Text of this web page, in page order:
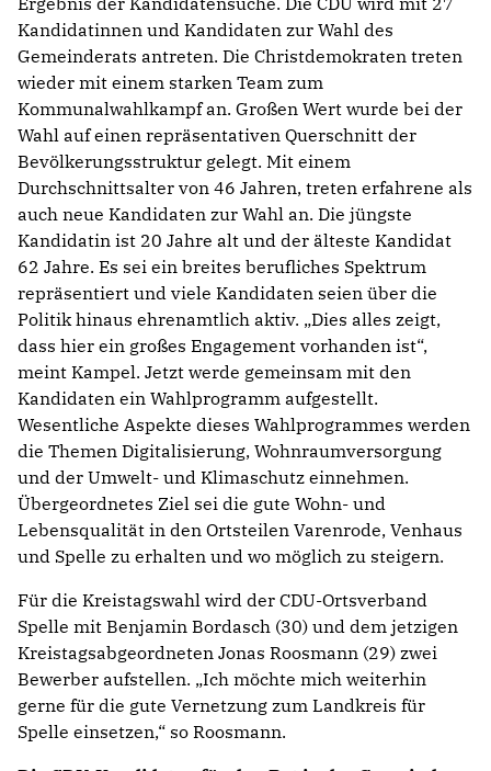
Kandidatinnen und Kandidaten zur Wahl des
Gemeinderats antreten. Die Christdemokraten treten
wieder mit einem starken Team zum
Kommunalwahlkampf an. Großen Wert wurde bei der
Wahl auf einen repräsentativen Querschnitt der
Bevölkerungsstruktur gelegt. Mit einem
Durchschnittsalter von 46 Jahren, treten erfahrene als
auch neue Kandidaten zur Wahl an. Die jüngste
Kandidatin ist 20 Jahre alt und der älteste Kandidat
62 Jahre. Es sei ein breites berufliches Spektrum
repräsentiert und viele Kandidaten seien über die
Politik hinaus ehrenamtlich aktiv. „Dies alles zeigt,
dass hier ein großes Engagement vorhanden ist“,
meint Kampel. Jetzt werde gemeinsam mit den
Kandidaten ein Wahlprogramm aufgestellt.
Wesentliche Aspekte dieses Wahlprogrammes werden
die Themen Digitalisierung, Wohnraumversorgung
und der Umwelt- und Klimaschutz einnehmen.
Übergeordnetes Ziel sei die gute Wohn- und
Lebensqualität in den Ortsteilen Varenrode, Venhaus
und Spelle zu erhalten und wo möglich zu steigern.
Für die Kreistagswahl wird der CDU-Ortsverband
Spelle mit Benjamin Bordasch (30) und dem jetzigen
Kreistagsabgeordneten Jonas Roosmann (29) zwei
Bewerber aufstellen. „Ich möchte mich weiterhin
gerne für die gute Vernetzung zum Landkreis für
Spelle einsetzen,“ so Roosmann.